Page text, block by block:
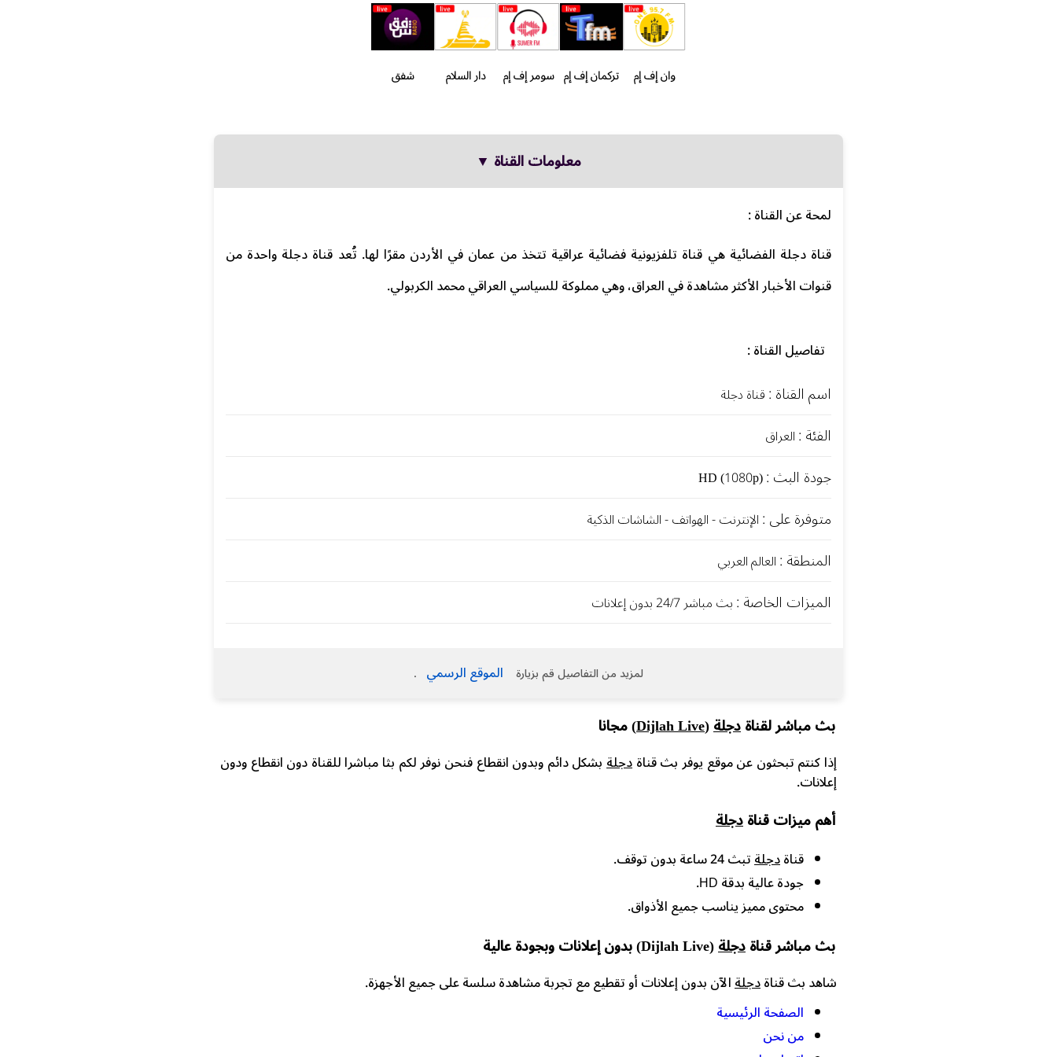
وان إف إم تركمان إف إم سومر إف إم دار السلام شفق
معلومات القناة ▼
لمحة عن القناة :
قناة دجلة الفضائية هي قناة تلفزيونية فضائية عراقية تتخذ من عمان في الأردن مقرًا لها. تُعد قناة دجلة واحدة من
قنوات الأخبار الأكثر مشاهدة في العراق، وهي مملوكة للسياسي العراقي محمد الكربولي.
تفاصيل القناة :
اسم القناة :قناة دجلة
الفئة :العراق
جودة البث :
متوفرة على :الإنترنت - الهواتف - الشاشات الذكية
المنطقة :العالم العربي
الميزات الخاصة :بث مباشر 24/7 بدون إعلانات
لمزيد من التفاصيل قم بزيارة الموقع الرسمي .
بث مباشر لقناةدجلة(Dijlah Live) مجانا
إذا كنتم تبحثون عن موقع يوفر بث قناةدجلةبشكل دائم وبدون انقطاع فنحن نوفر لكم بثا مباشرا للقناة دون انقطاع ودون
إعلانات.
أهم ميزات قناةدجلة
قناةدجلةتبث 24 ساعة بدون توقف.
جودة عالية بدقة HD.
محتوى مميز يناسب جميع الأذواق.
بث مباشر قناةدجلة(Dijlah Live) بدون إعلانات وبجودة عالية
شاهد بث قناةدجلةالآن بدون إعلانات أو تقطيع مع تجربة مشاهدة سلسة على جميع الأجهزة.
الصفحة الرئيسية
من نحن